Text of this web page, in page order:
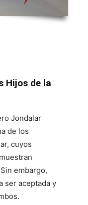
Hijos de la
Jondalar
de los
cuyos
embargo,
ser aceptada y